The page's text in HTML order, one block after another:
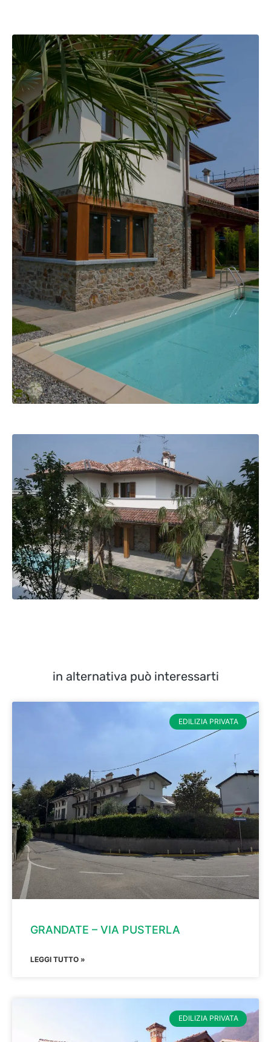
in alternativa può interessarti
EDILIZIA PRIVATA
GRANDATE – VIA PUSTERLA
LEGGI TUTTO »
EDILIZIA PRIVATA